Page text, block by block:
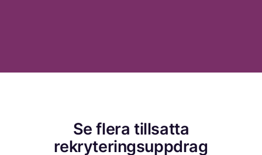
Se flera tillsatta
rekryteringsuppdrag